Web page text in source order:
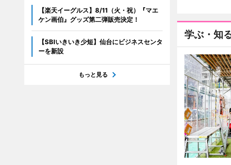
学ぶ・知
【楽天イーグルス】8/11（火・祝）『マエ
ケン画伯』グッズ第二弾販売決定！
【SBIいきいき少短】仙台にビジネスセンタ
ーを新設
もっと見る